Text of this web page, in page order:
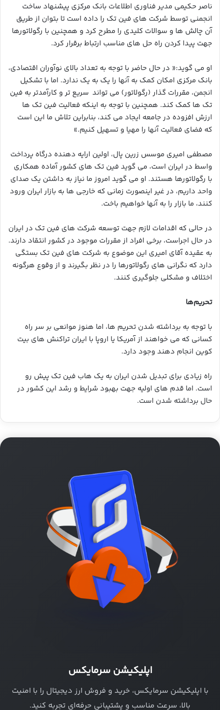
ناصر حکیمی مدیر فناوری اطلاعات بانک مرکزی پیشنهاد ساخت
انجمنی توسط شرکت های فین تک را داده است تا بتوان از طریق
آن چالش ها و سوالات کلیدی را مطرح کرد و همچنین با رگولاتورها
جهت پیدا کردن راه حل های مناسب ارتباط برقرار کرد.
او می گوید:« در حال حاضر با توجه به تعداد بالای نوآوران اقتصادی،
بانک مرکزی امکان کمک به آنها را یک به یک ندارد. اما با تشکیل
انجمن، مقررات گذار (رگولاتور) می تواند سریع تر و کارآمدتر به فین
تک ها کمک کند. همچنین با توجه به اینکه فعالیت فین تک ها
ارزش افزوده در جامعه ایجاد می کند، بنابراین تلاش ما این است
که فضای فعالیت آنها را مهیا و تسهیل کنیم.»
مصطفی امیری موسس زرین پال، اولین ارایه دهنده درگاه پرداخت
واسط در ایران است، می گوید فین تک های کشور آماده همکاری
با رگولاتورها هستند. او می گوید امروز ما نیاز به داشتن یک صدای
واحد داریم، در غیر اینصورت زمانی که خارجی ها به بازار ایران ورود
کنند، ما بازار را به آنها خواهیم باخت.
در حالی که اقدامات لازم جهت توسعه شرکت های فین تک در ایران
در حال اجراست، برخی افراد از مقررات موجود در کشور انتقاد دارند.
به عقیده آقای امیری این موضوع به شرکت های فین تک بستگی
دارد که نگرانی های رگولاتورها را در نظر بگیرند و از وقوع هرگونه
اختلاف و مشکلی جلوگیری کنند.
تحریم‌ها
با توجه به برداشته شدن تحریم ها، اما هنوز موانعی بر سر راه
کسانی که می خواهند از آمریکا یا اروپا با ایران تراکنش های بیت
کوین انجام دهند وجود دارد.
راه زیادی برای تبدیل شدن ایران به یک هاب فین تک پیش رو
است. اما قدم های اولیه جهت بهبود شرایط و رشد این کشور در
حال برداشته شدن است.
اپلیکیشن سرمایکس
با اپلیکیشن سرمایکس، خرید و فروش ارز دیجیتال را با امنیت
بالا، سرعت مناسب و پشتیبانی حرفه‌ای تجربه کنید.